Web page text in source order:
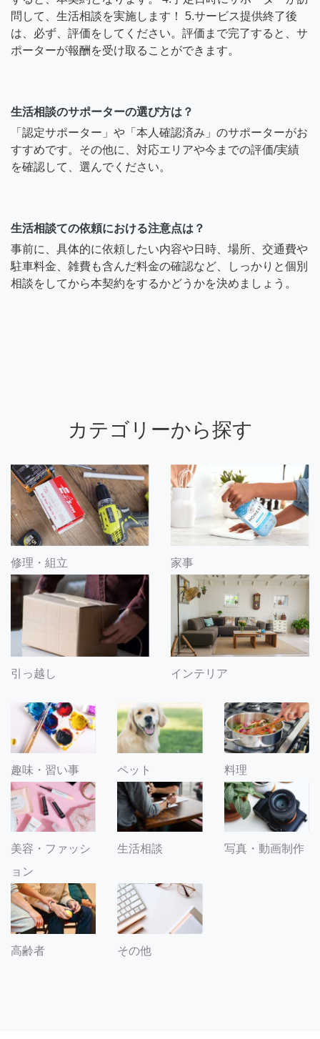
問して、生活相談を実施します！ 5.サービス提供終了後
は、必ず、評価をしてください。評価まで完了すると、サ
ポーターが報酬を受け取ることができます。
生活相談のサポーターの選び方は？
「認定サポーター」や「本人確認済み」のサポーターがお
すすめです。その他に、対応エリアや今までの評価/実績
を確認して、選んでください。
生活相談ての依頼における注意点は？
事前に、具体的に依頼したい内容や日時、場所、交通費や
駐車料金、雑費も含んだ料金の確認など、しっかりと個別
相談をしてから本契約をするかどうかを決めましょう。
カテゴリーから探す
修理・組立 家事
引っ越し インテリア
趣味・習い事 ペット 料理
美容・ファッシ
ョン
生活相談 写真・動画制作
高齢者 その他